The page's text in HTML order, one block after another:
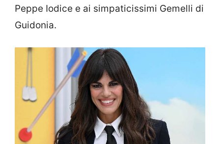
Peppe Iodice e ai simpaticissimi Gemelli di
Guidonia.